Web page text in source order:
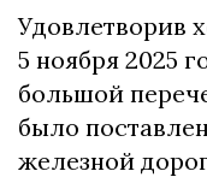
Удовлетворив
5 ноября 2025
большой
было
железной